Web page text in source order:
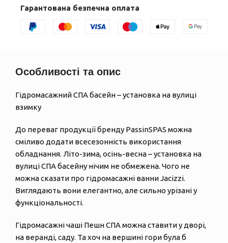
Гарантована безпечна оплата
Особливості та опис
Гідромасажний СПА басейн – установка на вулиці
взимку
До переваг продукції бренду PassinSPAS можна
сміливо додати всесезонність використання
обладнання. Літо-зима, осінь-весна – установка на
вулиці СПА басейну нічим не обмежена. Чого не
можна сказати про гідромасажні ванни Jacizzi.
Виглядають вони елегантно, але сильно урізані у
функціональності.
Гідромасажні чаші Пешн СПА можна ставити у дворі,
на веранді, саду. Та хоч на вершині гори була б